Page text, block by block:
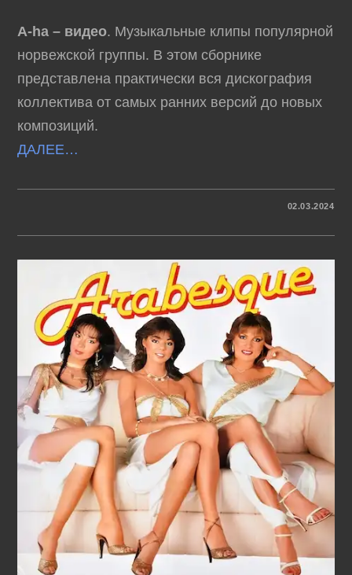
A-ha – видео. Музыкальные клипы популярной
норвежской группы. В этом сборнике
представлена практически вся дискография
коллектива от самых ранних версий до новых
композиций.
ДАЛЕЕ…
HA
02.03.2024